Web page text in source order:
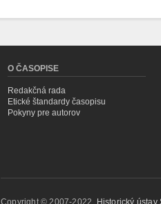
O ČASOPISE
Redakčná rada
Etické štandardy časopisu
Pokyny pre autorov